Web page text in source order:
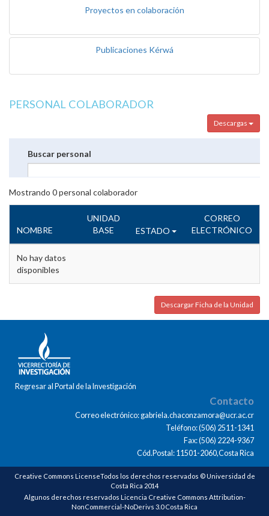
Proyectos en colaboración
Publicaciones Kérwá
PERSONAL COLABORADOR
Descargas
Buscar personal
Mostrando 0personal colaborador
NOMBRE
UNIDAD
BASE
ESTADO
CORREO
ELECTRÓNICO
No hay datos
disponibles
Descargar Ficha de la Unidad
Regresar al Portal de la Investigación
Contacto
Correo electrónico: gabriela.chaconzamora@ucr.ac.cr
Teléfono: (506) 2511-1341
Fax: (506) 2224-9367
Cód.Postal: 11501-2060,Costa Rica
Creative Commons LicenseTodos los derechos reservados © Universidad de
Costa Rica 2014
Algunos derechos reservados Licencia Creative Commons Attribution-
NonCommercial-NoDerivs 3.0 Costa Rica